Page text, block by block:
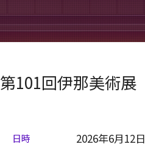
第101回伊那美術展
日時 2026年6月12日